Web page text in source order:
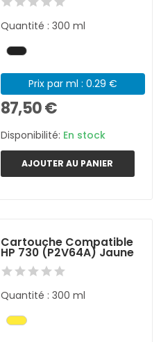
Quantité : 300 ml
Prix par ml : 0.29 €
87,50 €
Disponibilité: En stock
AJOUTER AU PANIER
Cartouche Compatible
HP 730 (P2V64A) Jaune
Quantité : 300 ml